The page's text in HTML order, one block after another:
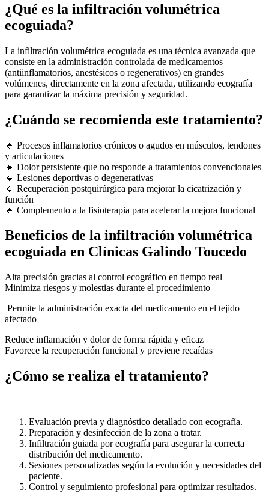
¿Qué es la infiltración volumétrica
ecoguiada?
La infiltración volumétrica ecoguiada es una técnica avanzada que
consiste en la administración controlada de medicamentos
(antiinflamatorios, anestésicos o regenerativos) en grandes
volúmenes, directamente en la zona afectada, utilizando ecografía
para garantizar la máxima precisión y seguridad.
¿Cuándo se recomienda este tratamiento?
🔹 Procesos inflamatorios crónicos o agudos en músculos, tendones
y articulaciones
🔹 Dolor persistente que no responde a tratamientos convencionales
🔹 Lesiones deportivas o degenerativas
🔹 Recuperación postquirúrgica para mejorar la cicatrización y
función
🔹 Complemento a la fisioterapia para acelerar la mejora funcional
Beneficios de la infiltración volumétrica
ecoguiada en Clínicas Galindo Toucedo
Alta precisión gracias al control ecográfico en tiempo real
Minimiza riesgos y molestias durante el procedimiento
Permite la administración exacta del medicamento en el tejido
afectado
Reduce inflamación y dolor de forma rápida y eficaz
Favorece la recuperación funcional y previene recaídas
¿Cómo se realiza el tratamiento?
Evaluación previa y diagnóstico detallado con ecografía.
Preparación y desinfección de la zona a tratar.
Infiltración guiada por ecografía para asegurar la correcta
distribución del medicamento.
Sesiones personalizadas según la evolución y necesidades del
paciente.
Control y seguimiento profesional para optimizar resultados.